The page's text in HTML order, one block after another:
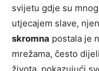
svijetu gdje su
utjecajem slave,
skromna postala je
mrežama, često